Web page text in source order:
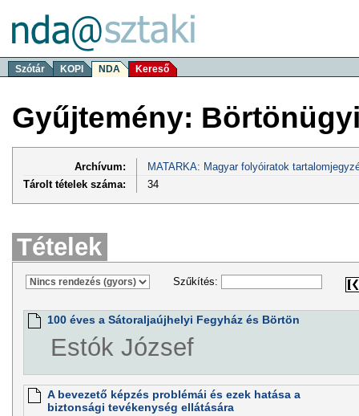
Szótár KOPI NDA Kereső
Gyűjtemény:
Archívum:
MATARKA: Magyar folyóiratok
Tárolt tételek száma:
34
Tételek
Szűkítés:
100 éves a Sátoraljaújhelyi Fegyház és Börtön
Estók József
A bevezető képzés problémái és ezek hatása a
biztonsági tevékenység ellátására